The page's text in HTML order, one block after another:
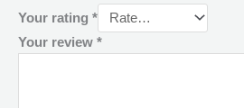
Your rating *
Your review *